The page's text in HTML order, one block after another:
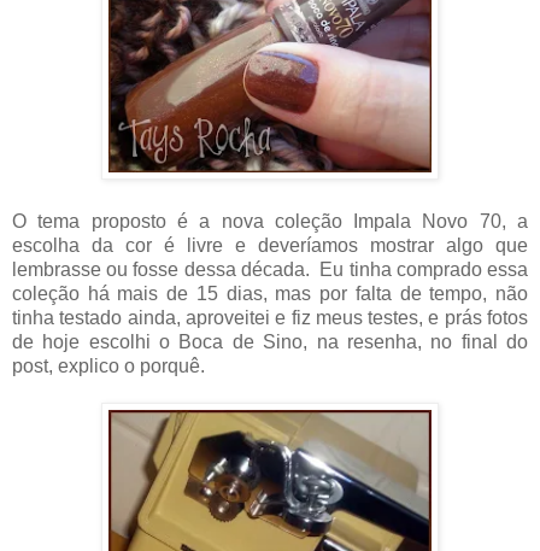
O tema proposto é a nova coleção Impala Novo 70, a
escolha da cor é livre e deveríamos mostrar algo que
lembrasse ou fosse dessa década. Eu tinha comprado essa
coleção há mais de 15 dias, mas por falta de tempo, não
tinha testado ainda, aproveitei e fiz meus testes, e prás fotos
de hoje escolhi o Boca de Sino, na resenha, no final do
post, explico o porquê.